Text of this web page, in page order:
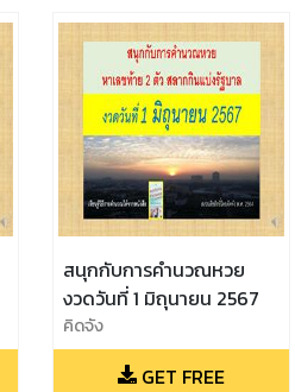
สนุกกับการคำนวณหวย
งวดวันที่ 1 มิถุนายน 2567
คิดจัง
GET FREE